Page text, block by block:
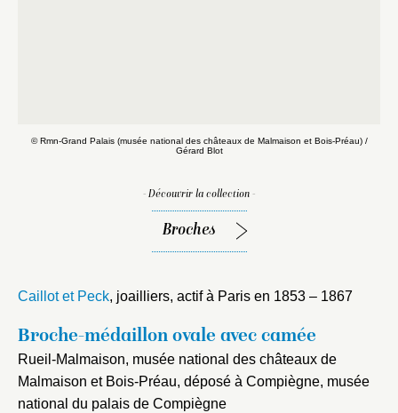
© Rmn-Grand Palais (musée national des châteaux de Malmaison et Bois-Préau) /
Gérard Blot
- Découvrir la collection -
Broches
Caillot et Peck, joailliers, actif à Paris en 1853 – 1867
Broche-médaillon ovale avec camée
Rueil-Malmaison, musée national des châteaux de
Malmaison et Bois-Préau, déposé à Compiègne, musée
national du palais de Compiègne